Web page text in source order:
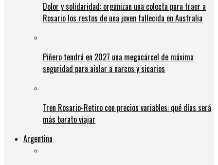
Dolor y solidaridad: organizan una colecta para traer a
Rosario los restos de una joven fallecida en Australia
Piñero tendrá en 2027 una megacárcel de máxima
seguridad para aislar a narcos y sicarios
Tren Rosario-Retiro con precios variables: qué días será
más barato viajar
Argentina